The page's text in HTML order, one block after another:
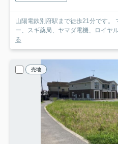
山陽電鉄別府駅まで徒歩21分です。
ー、スギ薬局、ヤマダ電機、ロイヤ
る
売地